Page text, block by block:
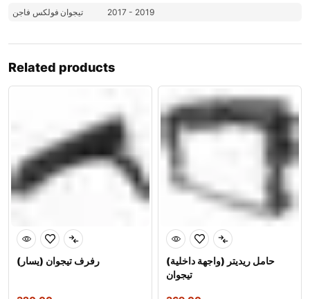
فولكس فاجن تيجوان 2017 - 2019
Related products
رفرف تيجوان (يسار)
حامل ريديتر (واجهة داخلية)
تيجوان